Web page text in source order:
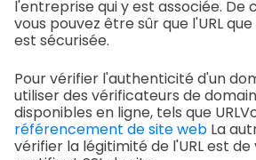
l'entreprise qui y est associée. De
vous pouvez être sûr que l'URL
est sécurisée.
Pour vérifier l'authenticité d'un
utiliser des vérificateurs de
disponibles en ligne, tels que
référencement de site web La
vérifier la légitimité de l'URL est